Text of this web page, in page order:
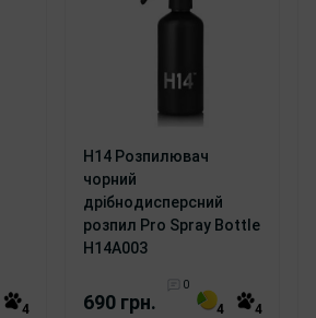
4
H14 Розпилювач
чорний
дрібнодисперсний
розпил Pro Spray Bottle
H14A003
0
4 4
690 грн.